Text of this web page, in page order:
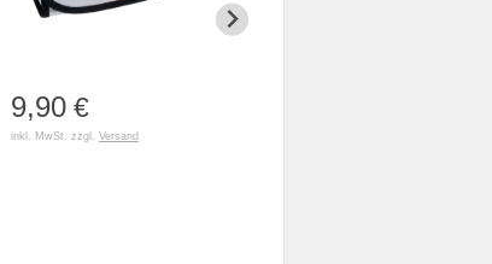
9,90 €
inkl. MwSt. zzgl. Versand